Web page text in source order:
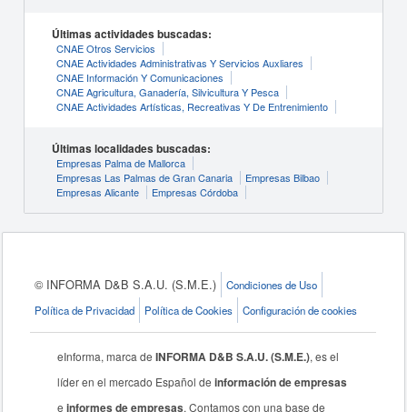
Últimas actividades buscadas:
CNAE Otros Servicios
CNAE Actividades Administrativas Y Servicios Auxliares
CNAE Información Y Comunicaciones
CNAE Agricultura, Ganadería, Silvicultura Y Pesca
CNAE Actividades Artísticas, Recreativas Y De Entrenimiento
Últimas localidades buscadas:
Empresas Palma de Mallorca
Empresas Las Palmas de Gran Canaria
Empresas Bilbao
Empresas Alicante
Empresas Córdoba
© INFORMA D&B S.A.U. (S.M.E.)
Condiciones de Uso
Política de Privacidad
Política de Cookies Configuración de cookies
eInforma, marca deINFORMA D&B S.A.U. (S.M.E.), es el
líder en el mercado Español deinformación de empresas
einformes de empresas. Contamos con una base de